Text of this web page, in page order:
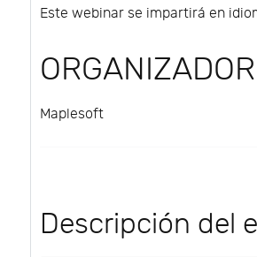
Este webinar se impartirá en
ORGANIZADOR
Maplesoft
Descripción del